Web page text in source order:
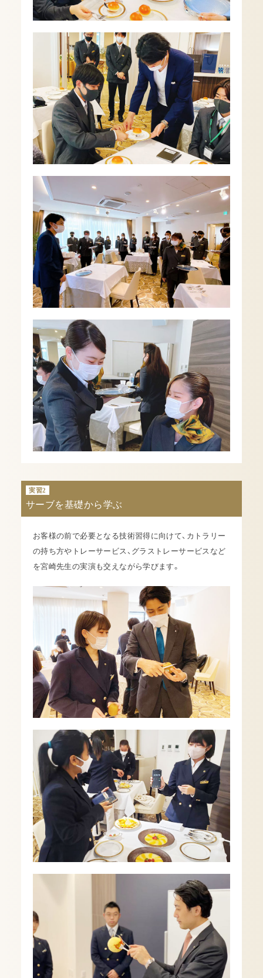
実習2
サーブを基礎から学ぶ
お客様の前で必要となる技術習得に向けて、カトラリー
の持ち方やトレーサービス、グラストレーサービスなど
を宮崎先生の実演も交えながら学びます。